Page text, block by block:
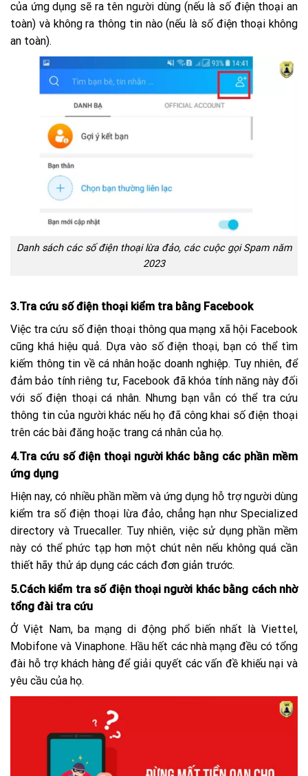
của ứng dụng sẽ ra tên người dùng (nếu là số điện thoại an
toàn) và không ra thông tin nào (nếu là số điện thoại không
an toàn).
Danh sách các số điện thoại lừa đảo, các cuộc gọi Spam năm
2023
3.Tra cứu số điện thoại kiểm tra bằng Facebook
Việc tra cứu số điện thoại thông qua mạng xã hội Facebook
cũng khá hiệu quả. Dựa vào số điện thoại, bạn có thể tìm
kiếm thông tin về cá nhân hoặc doanh nghiệp. Tuy nhiên, để
đảm bảo tính riêng tư, Facebook đã khóa tính năng này đối
với số điện thoại cá nhân. Nhưng bạn vẫn có thể tra cứu
thông tin của người khác nếu họ đã công khai số điện thoại
trên các bài đăng hoặc trang cá nhân của họ.
4.Tra cứu số điện thoại người khác bằng các phần mềm
ứng dụng
Hiện nay, có nhiều phần mềm và ứng dụng hỗ trợ người dùng
kiểm tra số điện thoại lừa đảo, chẳng hạn như Specialized
directory và Truecaller. Tuy nhiên, việc sử dụng phần mềm
này có thể phức tạp hơn một chút nên nếu không quá cần
thiết hãy thử áp dụng các cách đơn giản trước.
5.Cách kiểm tra số điện thoại người khác bằng cách nhờ
tổng đài tra cứu
Ở Việt Nam, ba mạng di động phổ biến nhất là Viettel,
Mobifone và Vinaphone. Hầu hết các nhà mạng đều có tổng
đài hỗ trợ khách hàng để giải quyết các vấn đề khiếu nại và
yêu cầu của họ.